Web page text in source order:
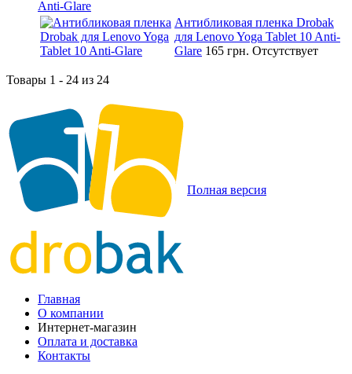
Anti-Glare
Антибликовая пленка Drobak
для Lenovo Yoga Tablet 10 Anti-
Glare 165 грн. Отсутствует
Товары 1 - 24 из 24
Полная версия
Главная
О компании
Интернет-магазин
Оплата и доставка
Контакты